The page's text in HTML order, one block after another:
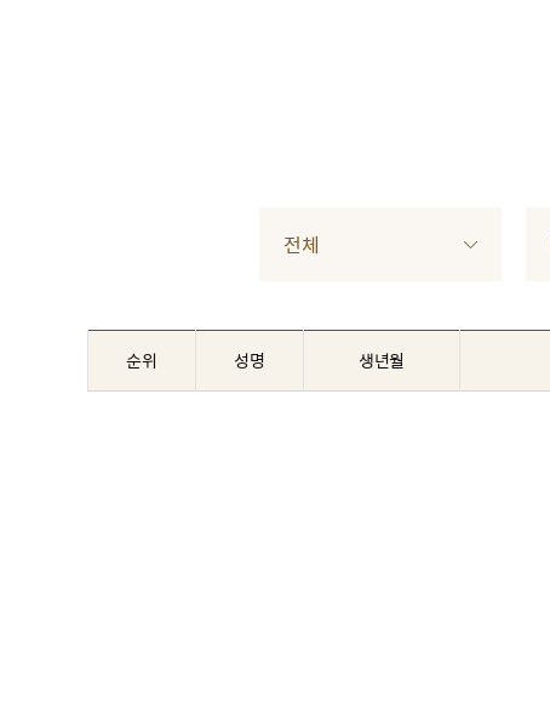
전체
순위 성명 생년월